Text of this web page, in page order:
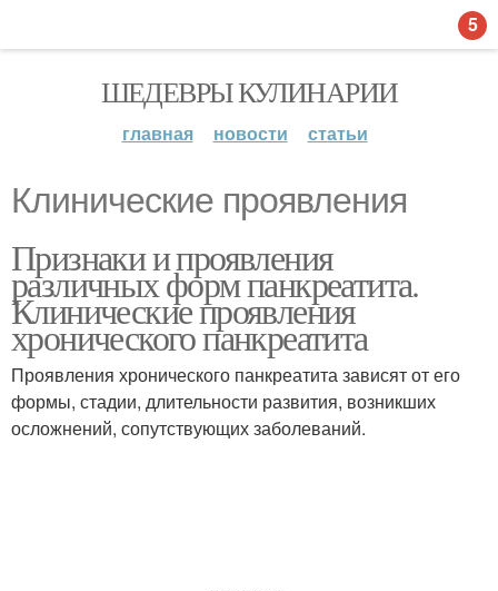
ШЕДЕВРЫ КУЛИНАРИИ
главная новости статьи
Клинические проявления
Признаки и проявления
различных форм панкреатита.
Клинические проявления
хронического панкреатита
Проявления хронического панкреатита зависят от его
формы, стадии, длительности развития, возникших
осложнений, сопутствующих заболеваний.
5